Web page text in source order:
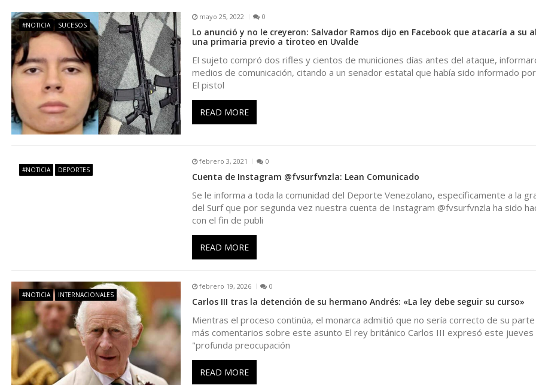
g
a
c
i
ó
n
n
t
r
a
#NOTICIA SUCESOS
mayo 25, 2022 0
Lo anunció y no le creyeron: Salvador Ramos dijo en Facebook que atacaría a su
una primaria previo a tiroteo en Uvalde
El sujeto compró dos rifles y cientos de municiones días antes del ataque,
medios de comunicación, citando a un senador estatal que había sido informado por
El pistol
READ MORE
#NOTICIA DEPORTES
febrero 3, 2021 0
Cuenta de Instagram @fvsurfvnzla: Lean Comunicado
Se le informa a toda la comunidad del Deporte Venezolano, específicamente a la
del Surf que por segunda vez nuestra cuenta de Instagram @fvsurfvnzla ha sido
con el fin de publi
READ MORE
#NOTICIA INTERNACIONALES
febrero 19, 2026 0
Carlos III tras la detención de su hermano Andrés: «La ley debe seguir su curso»
Mientras el proceso continúa, el monarca admitió que no sería correcto de su
más comentarios sobre este asunto El rey británico Carlos III expresó este jueves
"profunda preocupación
READ MORE